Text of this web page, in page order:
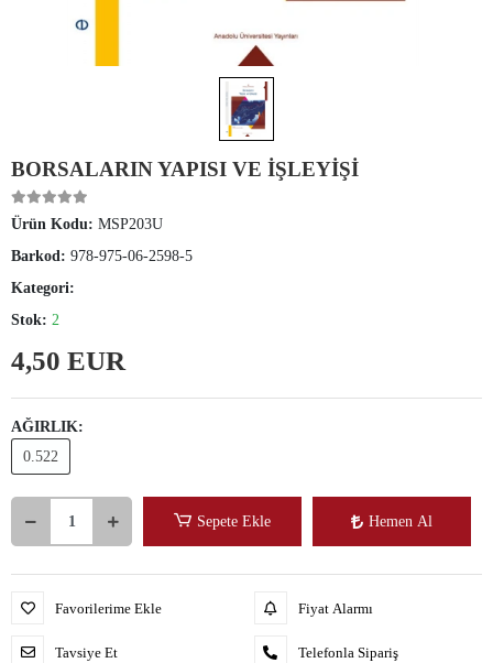
BORSALARIN YAPISI VE İŞLEYİŞİ
Ürün Kodu: MSP203U
Barkod: 978-975-06-2598-5
Kategori:
Stok: 2
4,50 EUR
AĞIRLIK:
0.522
Sepete Ekle Hemen Al
Favorilerime Ekle
Tavsiye Et
Fiyat Alarmı
Telefonla Sipariş